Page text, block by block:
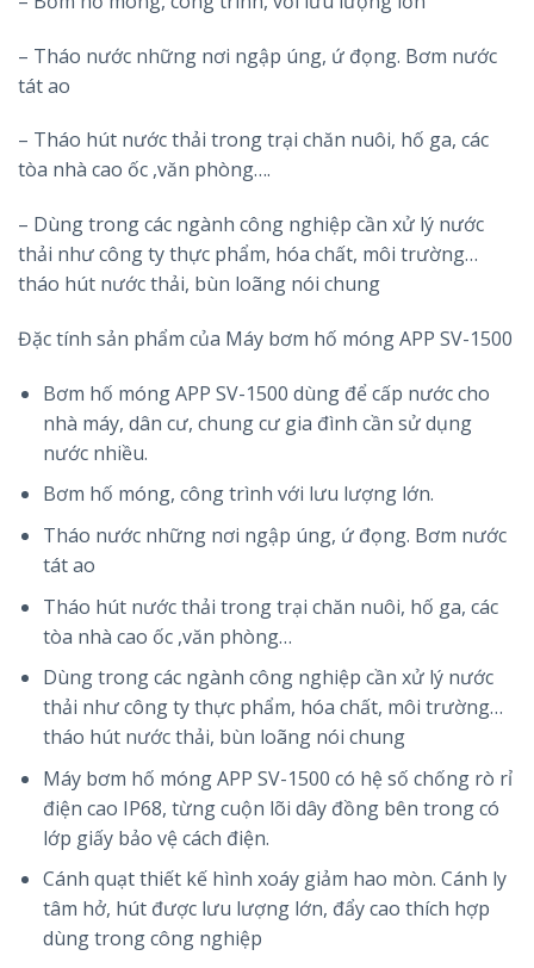
– Tháo nước những nơi ngập úng, ứ đọng. Bơm nước
tát ao
– Tháo hút nước thải trong trại chăn nuôi, hố ga, các
tòa nhà cao ốc ,văn phòng….
– Dùng trong các ngành công nghiệp cần xử lý nước
thải như công ty thực phẩm, hóa chất, môi trường…
tháo hút nước thải, bùn loãng nói chung
Đặc tính sản phẩm của Máy bơm hố móng APP SV-1500
Bơm hố móng APP SV-1500 dùng để cấp nước cho
nhà máy, dân cư, chung cư gia đình cần sử dụng
nước nhiều.
Bơm hố móng, công trình với lưu lượng lớn.
Tháo nước những nơi ngập úng, ứ đọng. Bơm nước
tát ao
Tháo hút nước thải trong trại chăn nuôi, hố ga, các
tòa nhà cao ốc ,văn phòng…
Dùng trong các ngành công nghiệp cần xử lý nước
thải như công ty thực phẩm, hóa chất, môi trường…
tháo hút nước thải, bùn loãng nói chung
Máy bơm hố móng APP SV-1500 có hệ số chống rò rỉ
điện cao IP68, từng cuộn lõi dây đồng bên trong có
lớp giấy bảo vệ cách điện.
Cánh quạt thiết kế hình xoáy giảm hao mòn. Cánh ly
tâm hở, hút được lưu lượng lớn, đẩy cao thích hợp
dùng trong công nghiệp